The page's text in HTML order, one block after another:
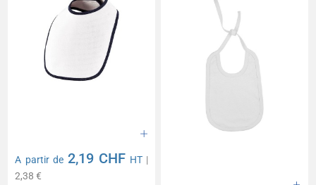
A partir de 2,19 CHF HT|
2,38 €